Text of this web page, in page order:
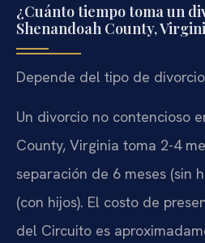
¿Cuánto tiempo toma un
Shenandoah County,
Depende del tipo de
Un divorcio no contencioso
County, Virginia toma 2-4
separación de 6 meses (sin
(con hijos). El costo de
del Circuito es